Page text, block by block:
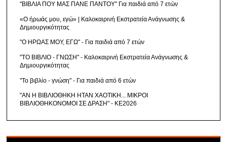
"ΒΙΒΛΙΑ ΠΟΥ ΜΑΣ ΠΑΝΕ ΠΑΝΤΟΥ" Για παιδιά από 7 ετών
«Ο ήρωάς μου, εγώ» | Καλοκαιρινή Εκστρατεία Ανάγνωσης &
Δημιουργικότητας
"Ο ΗΡΩΑΣ ΜΟΥ, ΕΓΩ" - Για παιδιά από 7 ετών
"ΤΟ ΒΙΒΛΙΟ - ΓΝΩΣΗ" - Καλοκαιρινή Εκστρατεία Ανάγνωσης &
Δημιουργικότητας
"Το βιβλίο - γνώση" - Για παιδιά από 6 ετών
"ΑΝ Η ΒΙΒΛΙΟΘΗΚΗ ΗΤΑΝ ΧΑΟΤΙΚΗ... ΜΙΚΡΟΙ
ΒΙΒΛΙΟΘΗΚΟΝΟΜΟΙ ΣΕ ΔΡΑΣΗ" - ΚΕ2026